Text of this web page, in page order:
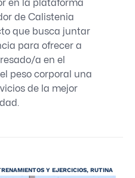
en la plataforma
de Calistenia
que busca juntar
para ofrecer a
a en el
peso corporal una
de la mejor
Y EJERCICIOS, RUTINA